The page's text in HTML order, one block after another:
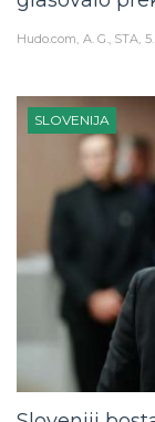
Hudo.com A. G., STA
SLOVENIJA